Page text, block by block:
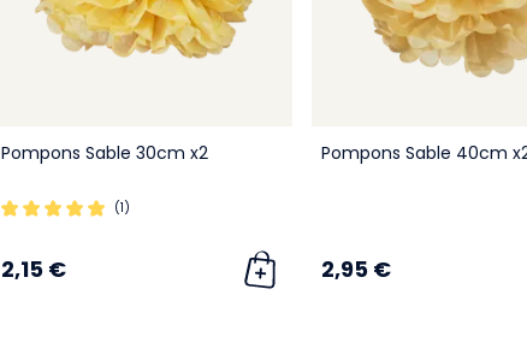
Pompons Sable 30cm x2
(1)
2,15 €
Pompons Sable 40cm
2,95 €